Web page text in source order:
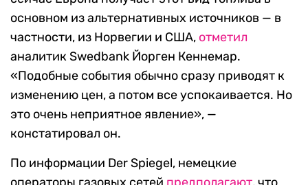
основном из альтернативных источников — в
частности, из Норвегии и США, отметил
аналитикSwedbank Йорген Кеннемар.
«Подобные события обычно сразу приводят к
изменению цен, а потом все успокаивается. Но
это очень неприятное явление», —
констатировал он.
По информации Der Spiegel, немецкие